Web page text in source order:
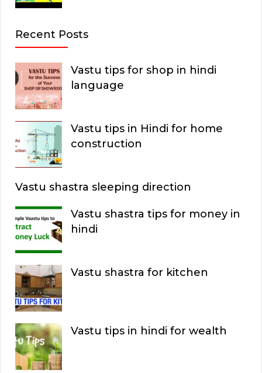
Recent Posts
Vastu tips for shop in hindi
language
Vastu tips in Hindi for home
construction
Vastu shastra sleeping direction
Vastu shastra tips for money in
hindi
Vastu shastra for kitchen
Vastu tips in hindi for wealth